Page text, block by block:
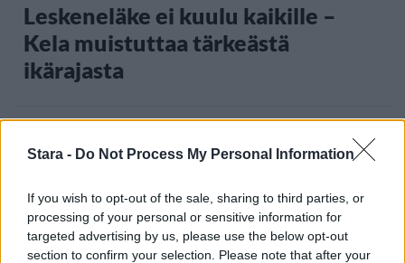
Stara - Do Not Process My Personal Information
If you wish to opt-out of the sale, sharing to third parties, or
processing of your personal or sensitive information for
targeted advertising by us, please use the below opt-out
section to confirm your selection. Please note that after your
Leskeneläke ei kuulu kaikille –
Kela muistuttaa tärkeästä
ikärajasta
2